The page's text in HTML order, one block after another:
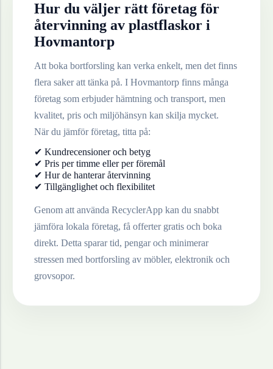
Hur du väljer rätt företag för
återvinning av plastflaskor i
Hovmantorp
Att boka bortforsling kan verka enkelt, men det finns
flera saker att tänka på. I Hovmantorp finns många
företag som erbjuder hämtning och transport, men
kvalitet, pris och miljöhänsyn kan skilja mycket.
När du jämför företag, titta på:
✔ Kundrecensioner och betyg
✔ Pris per timme eller per föremål
✔ Hur de hanterar återvinning
✔ Tillgänglighet och flexibilitet
Genom att använda RecyclerApp kan du snabbt
jämföra lokala företag, få offerter gratis och boka
direkt. Detta sparar tid, pengar och minimerar
stressen med bortforsling av möbler, elektronik och
grovsopor.